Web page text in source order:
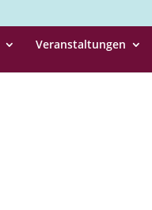
Veranstaltungen